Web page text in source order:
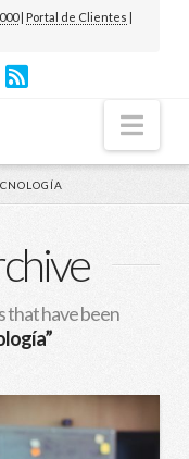
| Portal de Clientes |
that have been